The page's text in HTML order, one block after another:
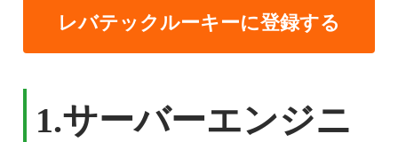
レバテックルーキーに登録する
1.サーバーエンジニ